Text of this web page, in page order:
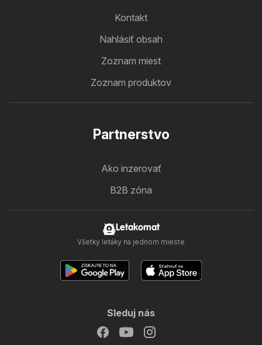
Kontakt
Nahlásiť obsah
Zoznam miest
Zoznam produktov
Partnerstvo
Ako inzerovať
B2B zóna
Letakomat
Všetky letáky na jednom mieste
Sleduj nás